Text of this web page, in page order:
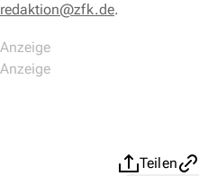
redaktion@zfk.de.
Teilen